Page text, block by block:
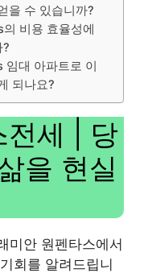
을 수 있습니까?
비용 효율성에
임대 아파트로 이
되나요?
전세 | 당
을 현실
미안 원펜타스에서
회를 알려드립니